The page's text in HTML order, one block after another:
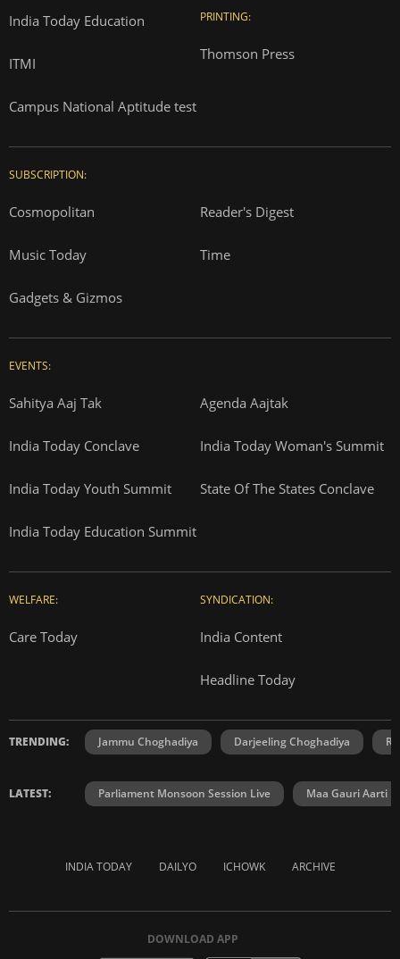
India Today Education
ITMI
Campus National Aptitude test
PRINTING:
Thomson Press
SUBSCRIPTION:
Cosmopolitan Reader's Digest
Music Today Time
Gadgets & Gizmos
EVENTS:
Sahitya Aaj Tak Agenda Aajtak
India Today Conclave India Today Woman's Summit
India Today Youth Summit State Of The States Conclave
India Today Education Summit
WELFARE:
Care Today
SYNDICATION:
India Content
Headline Today
TRENDING: Jammu Choghadiya Darjeeling Choghadiya
LATEST: Parliament Monsoon Session Live Maa Gauri Aarti
INDIA TODAY DAILYO ICHOWK ARCHIVE
DOWNLOAD APP